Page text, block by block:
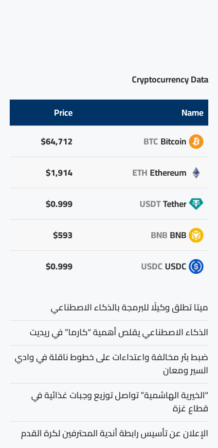
Cryptocurrency Data
Name
Price
Bitcoin
BTC
$64,712
Ethereum
ETH
$1,914
Tether
USDT
$0.999
BNB
BNB
$593
USDC
USDC
$0.999
ميتا تطلق وكيلًا للبرمجة بالذكاء الاصطناعي
الذكاء الاصطناعي يقلص أهمية “كارما” في ريديت
ضبط بئر مخالفة واعتداءات على خطوط ناقلة في وادي
السير ومعان
“الخيرية الهاشمية” تواصل توزيع وجبات غذائية في
قطاع غزة
الإعلان عن تأسيس رابطة أندية المحترفين لكرة القدم